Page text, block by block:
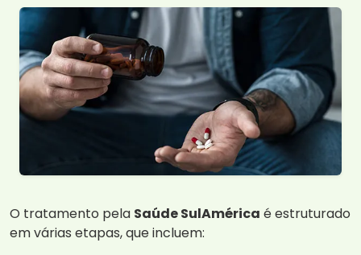
O tratamento pela Saúde SulAmérica é estruturado
em várias etapas, que incluem: